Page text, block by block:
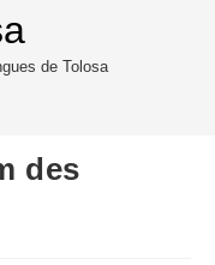
de Tolosa
des